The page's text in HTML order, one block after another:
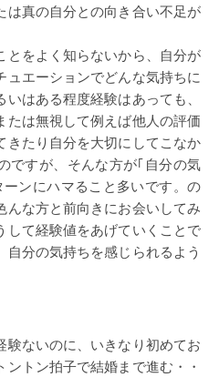
は真の自分との向き合い不足が
とをよく知らないから、自分が
ュエーションでどんな気持ちに
はある程度経験はあっても、
たは無視して例えば他人の評価
きたり自分を大切にしてこなか
ですが、そんな方が｢自分の気
ンにハマること多いです。の
んな方と前向きにお会いしてみ
して経験値をあげていくことで
自分の気持ちを感じられるよう
験ないのに、いきなり初めてお
トン拍子で結婚まで進む・・